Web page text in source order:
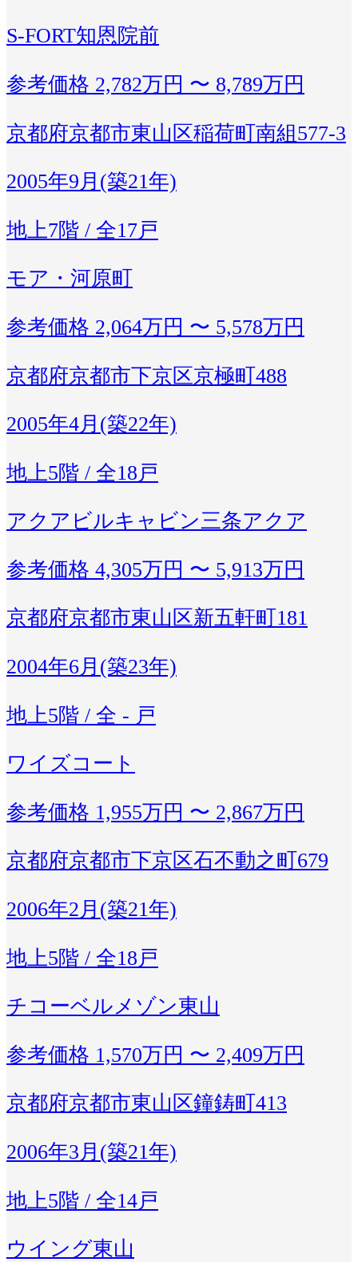
S-FORT知恩院前
参考価格 2,782万円 〜 8,789万円
京都府京都市東山区稲荷町南組577-3
2005年9月(築21年)
地上7階 / 全17戸
モア・河原町
参考価格 2,064万円 〜 5,578万円
京都府京都市下京区京極町488
2005年4月(築22年)
地上5階 / 全18戸
アクアビルキャビン三条アクア
参考価格 4,305万円 〜 5,913万円
京都府京都市東山区新五軒町181
2004年6月(築23年)
地上5階 / 全 - 戸
ワイズコート
参考価格 1,955万円 〜 2,867万円
京都府京都市下京区石不動之町679
2006年2月(築21年)
地上5階 / 全18戸
チコーベルメゾン東山
参考価格 1,570万円 〜 2,409万円
京都府京都市東山区鐘鋳町413
2006年3月(築21年)
地上5階 / 全14戸
ウイング東山